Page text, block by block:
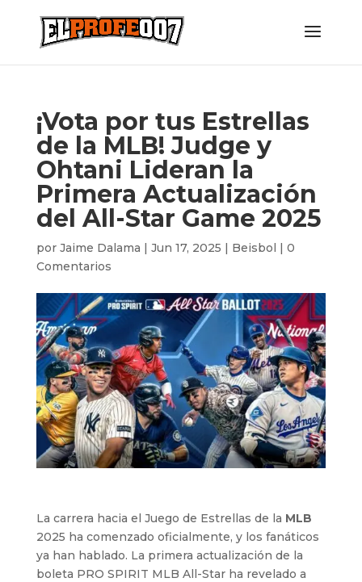
¡Vota por tus Estrellas
de la MLB! Judge y
Ohtani Lideran la
Primera Actualización
del All-Star Game 2025
por Jaime Dalama | Jun 17, 2025 | Beisbol | 0
Comentarios
La carrera hacia el Juego de Estrellas de la MLB
2025 ha comenzado oficialmente, y los fanáticos
ya han hablado. La primera actualización de la
boleta PRO SPIRIT MLB All-Star ha revelado a